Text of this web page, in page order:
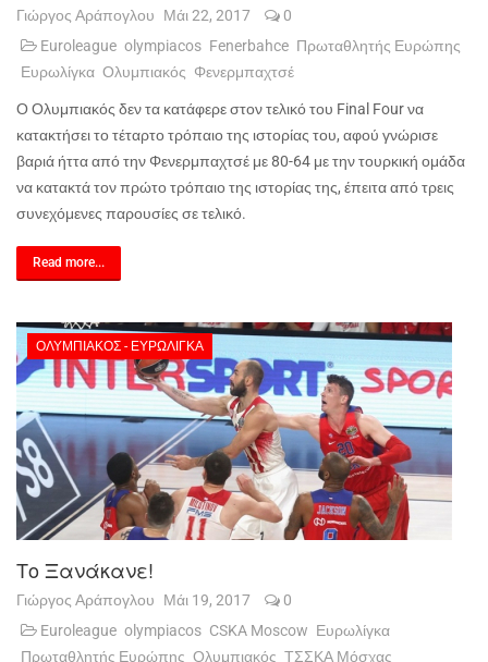
Γιώργος Αράπογλου Μάι 22, 2017
0
Euroleague olympiacos Fenerbahce Πρωταθλητής Ευρώπης
Ευρωλίγκα Ολυμπιακός Φενερμπαχτσέ
Ο Ολυμπιακός δεν τα κατάφερε στον τελικό του Final Fourνα
κατακτήσει το τέταρτο τρόπαιο της ιστορίας του, αφού γνώρισε
βαριά ήττα από την Φενερμπαχτσέ με 80-64 με την τουρκική ομάδα
να κατακτά τον πρώτο τρόπαιο της ιστορίας της, έπειτα από τρεις
συνεχόμενες παρουσίες σε τελικό.
Read more...
ΟΛΥΜΠΙΑΚΌΣ - ΕΥΡΩΛΊΓΚΑ
Το Ξανάκανε!
Γιώργος Αράπογλου Μάι 19, 2017
0
Euroleague olympiacos CSKA Moscow Ευρωλίγκα
Πρωταθλητής Ευρώπης Ολυμπιακός ΤΣΣΚΑ Μόσχας